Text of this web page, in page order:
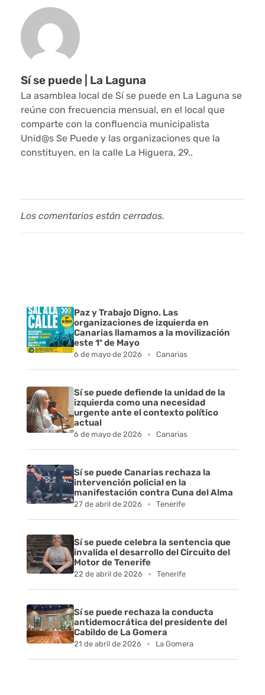
Sí se puede | La Laguna
La asamblea local de Sí se puede en La Laguna se
reúne con frecuencia mensual, en el local que
comparte con la confluencia municipalista
Unid@s Se Puede y las organizaciones que la
constituyen, en la calle La Higuera, 29..
Los comentarios están cerrados.
Paz y Trabajo Digno. Las
organizaciones de izquierda en
Canarias llamamos a la movilización
este 1º de Mayo
6 de mayo de 2026 Canarias
Sí se puede defiende la unidad de la
izquierda como una necesidad
urgente ante el contexto político
actual
6 de mayo de 2026 Canarias
Sí se puede Canarias rechaza la
intervención policial en la
manifestación contra Cuna del Alma
27 de abril de 2026 Tenerife
Sí se puede celebra la sentencia que
invalida el desarrollo del Circuito del
Motor de Tenerife
22 de abril de 2026 Tenerife
Sí se puede rechaza la conducta
antidemocrática del presidente del
Cabildo de La Gomera
21 de abril de 2026 La Gomera